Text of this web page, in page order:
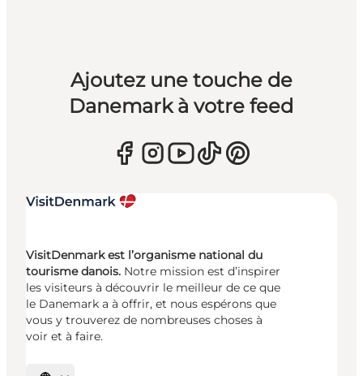
Ajoutez une touche de
Danemark à votre feed
VisitDenmark est l’organisme national du
tourisme danois. Notre mission est d’inspirer
les visiteurs à découvrir le meilleur de ce que
le Danemark a à offrir, et nous espérons que
vous y trouverez de nombreuses choses à
voir et à faire.